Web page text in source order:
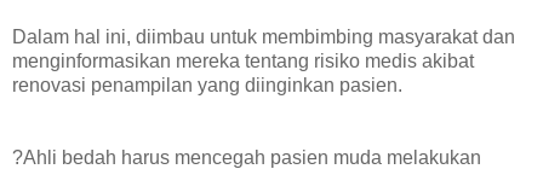
Dalam hal ini, diimbau untuk membimbing masyarakat dan
menginformasikan mereka tentang risiko medis akibat
renovasi penampilan yang diinginkan pasien.
?Ahli bedah harus mencegah pasien muda melakukan